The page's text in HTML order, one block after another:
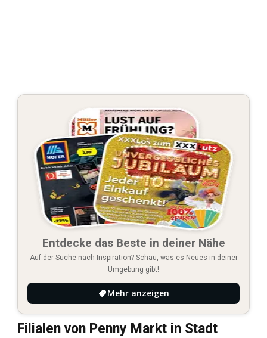
Entdecke das Beste in deiner Nähe
Auf der Suche nach Inspiration? Schau, was es Neues in deiner
Umgebung gibt!
Mehr anzeigen
Filialen von Penny Markt in Stadt